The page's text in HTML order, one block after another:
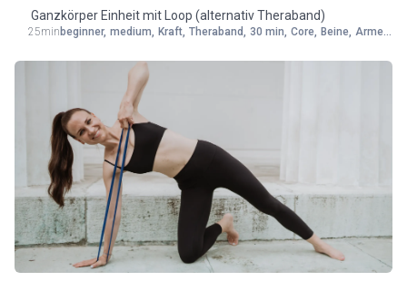
Ganzkörper Einheit mit Loop (alternativ Theraband)
25min beginner, medium, Kraft, Theraband, 30 min, Core, Beine, Arme,